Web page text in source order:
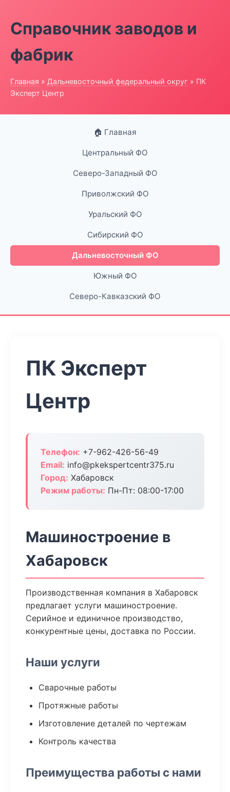
Справочник заводов и
фабрик
Главная » Дальневосточный федеральный округ » ПК
Эксперт Центр
🏠 Главная
Центральный ФО
Северо-Западный ФО
Приволжский ФО
Уральский ФО
Сибирский ФО
Дальневосточный ФО
Южный ФО
Северо-Кавказский ФО
ПК Эксперт
Центр
Телефон: +7-962-426-56-49
Email: info@pkekspertcentr375.ru
Город: Хабаровск
Режим работы: Пн-Пт: 08:00-17:00
Машиностроение в
Хабаровск
Производственная компания в Хабаровск
предлагает услуги машиностроение.
Серийное и единичное производство,
конкурентные цены, доставка по России.
Наши услуги
Сварочные работы
Протяжные работы
Изготовление деталей по чертежам
Контроль качества
Преимущества работы с нами